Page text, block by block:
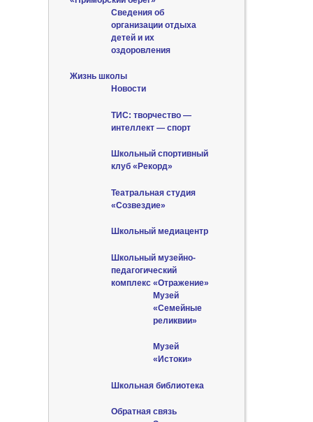
Сведения об
организации отдыха
детей и их
оздоровления
Жизнь школы
Новости
ТИС: творчество —
интеллект — спорт
Школьный спортивный
клуб «Рекорд»
Театральная студия
«Созвездие»
Школьный медиацентр
Школьный музейно-
педагогический
комплекс «Отражение»
Музей
«Семейные
реликвии»
Музей
«Истоки»
Школьная библиотека
Обратная связь